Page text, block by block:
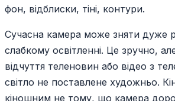
фон, відблиски, тіні, контури.
Сучасна камера може зняти дуже
слабкому освітленні. Це зручно,
відчуття теленовин або відео з
світло не поставлене художньо.
кіношним не тому, що камера